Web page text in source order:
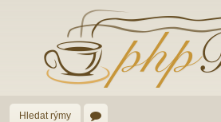
Hledat rýmy